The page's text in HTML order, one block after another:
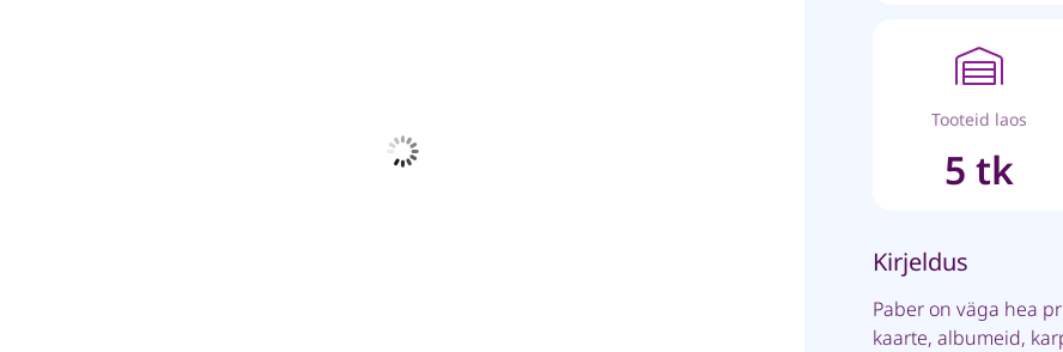
Tooteid laos
5 tk
Kirjeldus
Paber on väga hea
kaarte, albumeid,